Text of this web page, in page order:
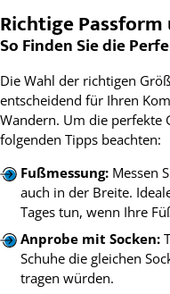
Richtige
So Finden Sie die
Die Wahl der richtigen
entscheidend für Ihren
Wandern. Um die perfekte
folgenden Tipps beachten:
Fußmessung:Messen
auch in der Breite.
Tages tun, wenn Ihre
Anprobe mit Socken:
Schuhe die gleichen
tragen würden.